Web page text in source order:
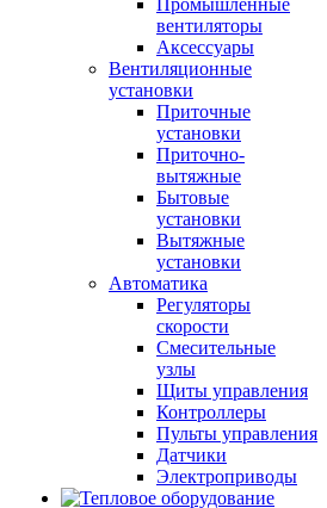
Промышленные
вентиляторы
Аксессуары
Вентиляционные
установки
Приточные
установки
Приточно-
вытяжные
Бытовые
установки
Вытяжные
установки
Автоматика
Регуляторы
скорости
Смесительные
узлы
Щиты управления
Контроллеры
Пульты управления
Датчики
Электроприводы